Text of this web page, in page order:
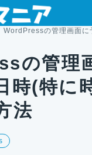
WordPressの管理画面に
の管理
時(特に
法